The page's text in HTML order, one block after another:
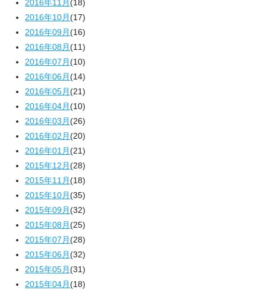
2016年11月(18)
2016年10月(17)
2016年09月(16)
2016年08月(11)
2016年07月(10)
2016年06月(14)
2016年05月(21)
2016年04月(10)
2016年03月(26)
2016年02月(20)
2016年01月(21)
2015年12月(28)
2015年11月(18)
2015年10月(35)
2015年09月(32)
2015年08月(25)
2015年07月(28)
2015年06月(32)
2015年05月(31)
2015年04月(18)